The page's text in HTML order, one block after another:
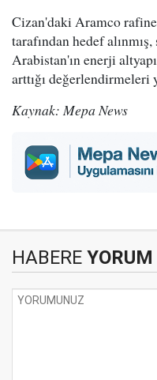
Cizan'daki Aramco
tarafından hedef
Arabistan'ın enerji
arttığı değerlendirmeleri
Kaynak: Mepa News
HABERE